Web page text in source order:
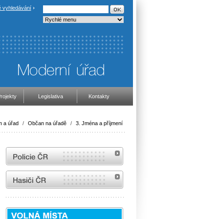
vyhledávání
Legislativa Kontakty
a úřad / Občan na úřadě / 3. Jména a příjmení
internetové stránky Policie ČR
internetové stránky Hasiči ČR